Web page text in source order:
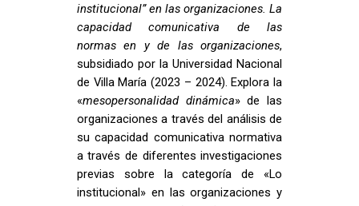
institucional” en las organizaciones. La
capacidad comunicativa de las
normas en y de las organizaciones,
subsidiado por la Universidad Nacional
de Villa María (2023 – 2024). Explora la
«mesopersonalidad dinámica» de las
organizaciones a través del análisis de
su capacidad comunicativa normativa
a través de diferentes investigaciones
previas sobre la categoría de «Lo
institucional» en las organizaciones y